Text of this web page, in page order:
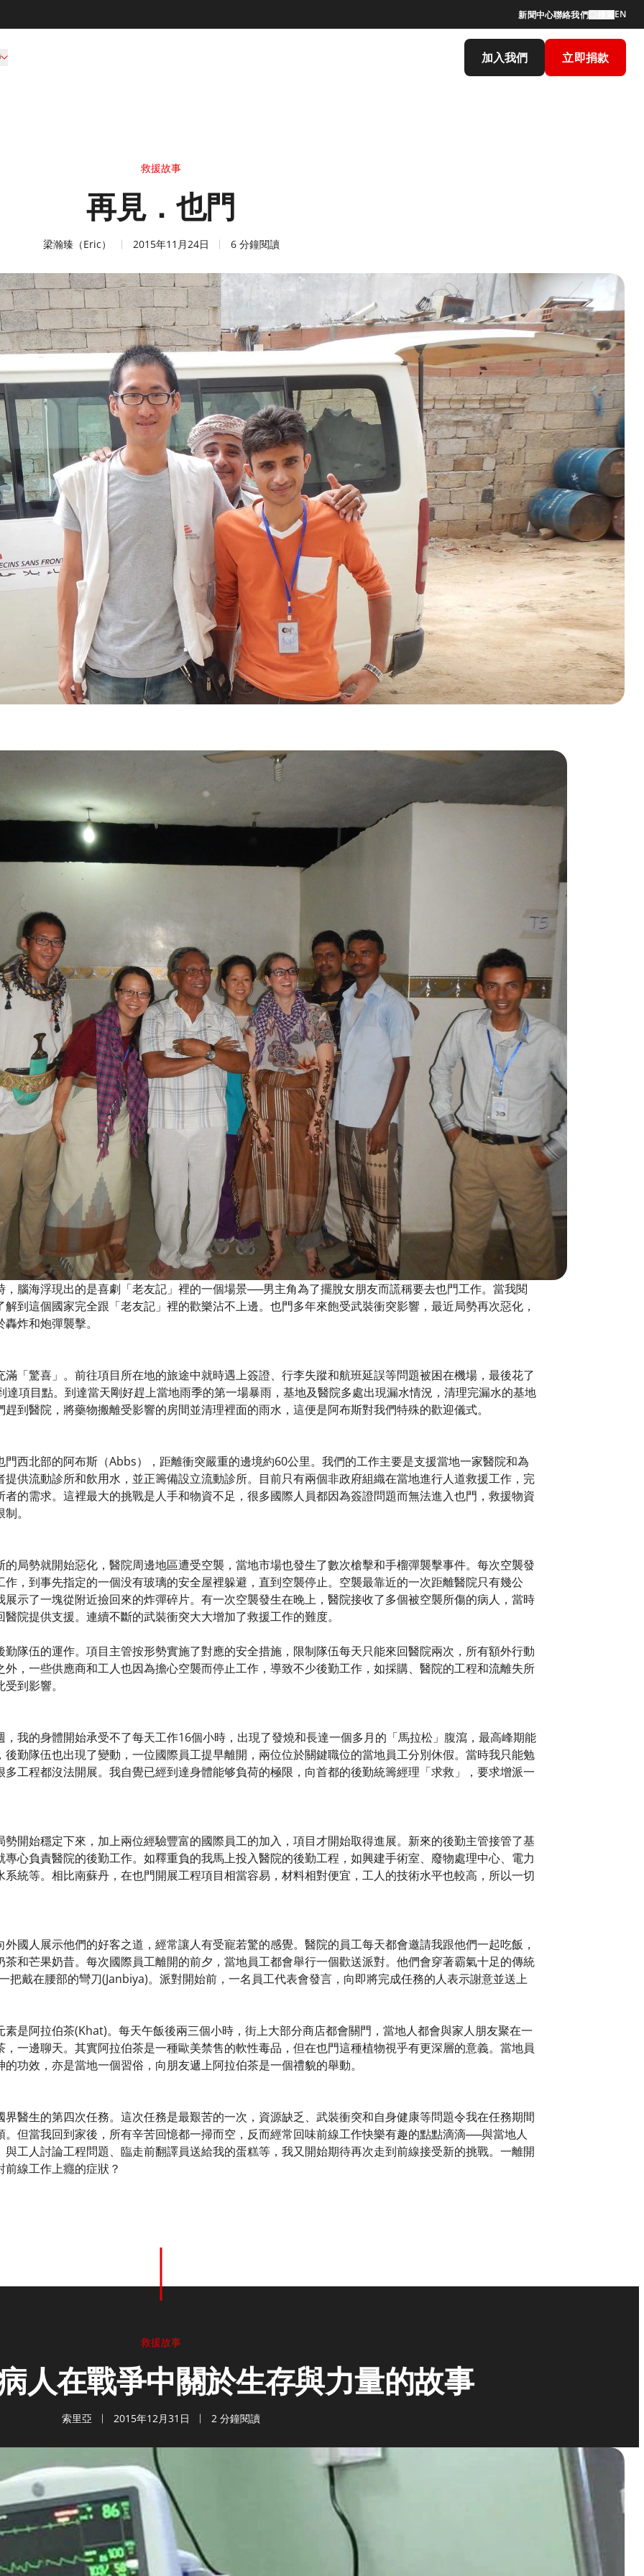
新聞中心聯絡我們 EN
加入我們 立即捐款
救援故事
再見．也門
梁瀚臻（Eric） 2015年11月24日 6 分鐘閱讀
，腦海浮現出的是喜劇「老友記」裡的一個場景──男主角為了擺脫女朋友而謊稱要去也門工作。當我閱
到這個國家完全跟「老友記」裡的歡樂沾不上邊。也門多年來飽受武裝衝突影響，最近局勢再次惡化，
炸和炮彈襲擊。
「驚喜」。前往項目所在地的旅途中就時遇上簽證、行李失蹤和航班延誤等問題被困在機場，最後花了
達項目點。到達當天剛好趕上當地雨季的第一場暴雨，基地及醫院多處出現漏水情況，清理完漏水的基地
到醫院，將藥物搬離受影響的房間並清理裡面的雨水，這便是阿布斯對我們特殊的歡迎儀式。
門西北部的阿布斯（Abbs），距離衝突嚴重的邊境約60公里。我們的工作主要是支援當地一家醫院和為
提供流動診所和飲用水，並正籌備設立流動診所。目前只有兩個非政府組織在當地進行人道救援工作，完
者的需求。這裡最大的挑戰是人手和物資不足，很多國際人員都因為簽證問題而無法進入也門，救援物資
。
的局勢就開始惡化，醫院周邊地區遭受空襲，當地市場也發生了數次槍擊和手榴彈襲擊事件。每次空襲發
作，到事先指定的一個没有玻璃的安全屋裡躲避，直到空襲停止。空襲最靠近的一次距離醫院只有幾公
展示了一塊從附近撿回來的炸彈碎片。有一次空襲發生在晚上，醫院接收了多個被空襲所傷的病人，當時
院提供支援。連續不斷的武裝衝突大大增加了救援工作的難度。
勤隊伍的運作。項目主管按形勢實施了對應的安全措施，限制隊伍每天只能來回醫院兩次，所有額外行動
外，一些供應商和工人也因為擔心空襲而停止工作，導致不少後勤工作，如採購、醫院的工程和流離失所
到影響。
，我的身體開始承受不了每天工作16個小時，出現了發燒和長達一個多月的「馬拉松」腹瀉，最高峰期能
後勤隊伍也出現了變動，一位國際員工提早離開，兩位位於關鍵職位的當地員工分別休假。當時我只能勉
多工程都沒法開展。我自覺已經到達身體能够負荷的極限，向首都的後勤統籌經理「求救」，要求增派一
勢開始穩定下來，加上兩位經驗豐富的國際員工的加入，項目才開始取得進展。新來的後勤主管接管了基
心負責醫院的後勤工作。如釋重負的我馬上投入醫院的後勤工程，如興建手術室、廢物處理中心、電力
系統等。相比南蘇丹，在也門開展工程項目相當容易，材料相對便宜，工人的技術水平也較高，所以一切
國人展示他們的好客之道，經常讓人有受寵若驚的感覺。醫院的員工每天都會邀請我跟他們一起吃飯，
茶和芒果奶昔。每次國際員工離開的前夕，當地員工都會舉行一個歡送派對。他們會穿著霸氣十足的傳統
把戴在腰部的彎刀(Janbiya)。派對開始前，一名員工代表會發言，向即將完成任務的人表示謝意並送上
素是阿拉伯茶(Khat)。每天午飯後兩三個小時，街上大部分商店都會關門，當地人都會與家人朋友聚在一
一邊聊天。其實阿拉伯茶是一種歐美禁售的軟性毒品，但在也門這種植物視乎有更深層的意義。當地員
功效，亦是當地一個習俗，向朋友遞上阿拉伯茶是一個禮貌的舉動。
界醫生的第四次任務。這次任務是最艱苦的一次，資源缺乏、武裝衝突和自身健康等問題令我在任務期間
。但當我回到家後，所有辛苦回憶都一掃而空，反而經常回味前線工作快樂有趣的點點滴滴──與當地人
與工人討論工程問題、臨走前翻譯員送給我的蛋糕等，我又開始期待再次走到前線接受新的挑戰。一離開
線工作上癮的症狀？
救援故事
人在戰爭中關於生存與力量的故事
索里亞 2015年12月31日 2 分鐘閱讀